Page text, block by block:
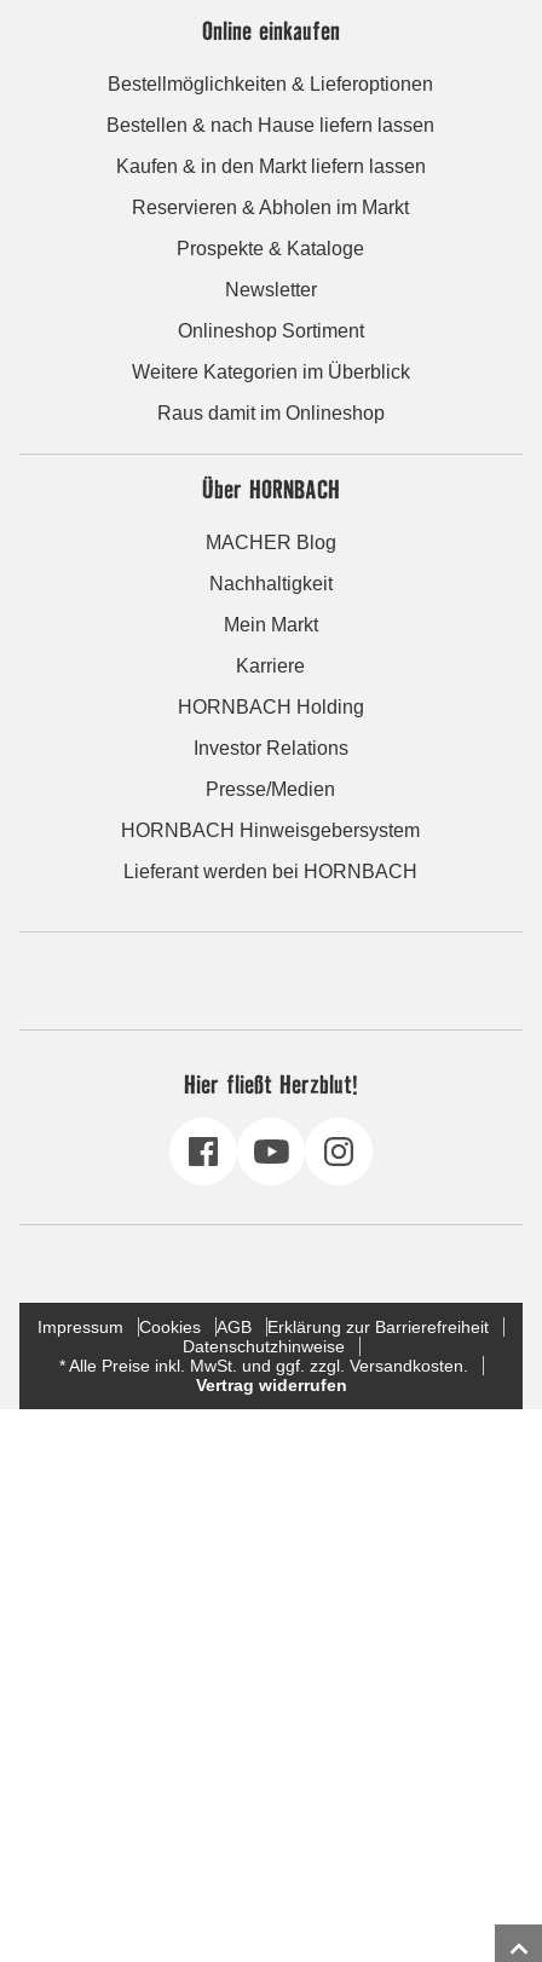
Online einkaufen
Bestellmöglichkeiten & Lieferoptionen
Bestellen & nach Hause liefern lassen
Kaufen & in den Markt liefern lassen
Reservieren & Abholen im Markt
Prospekte & Kataloge
Newsletter
Onlineshop Sortiment
Weitere Kategorien im Überblick
Raus damit im Onlineshop
Über HORNBACH
MACHER Blog
Nachhaltigkeit
Mein Markt
Karriere
HORNBACH Holding
Investor Relations
Presse/Medien
HORNBACH Hinweisgebersystem
Lieferant werden bei HORNBACH
Hier fließt Herzblut!
Impressum Cookies AGB
Erklärung zur Barrierefreiheit
Datenschutzhinweise
* Alle Preise inkl. MwSt. und ggf. zzgl. Versandkosten.
Vertrag widerrufen